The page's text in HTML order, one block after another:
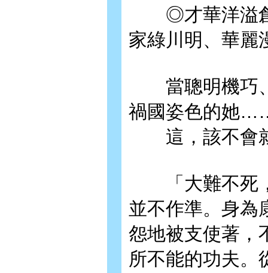
◎才華洋溢創
家綠川明、華麗
當聰明機巧、
禍國姿色的她
這，該不會就
「大難不死，
並不作準。身為
怨地被支使著，
所不能的功夫。